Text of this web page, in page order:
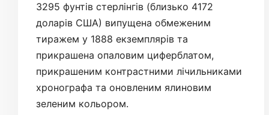
3295 фунтів стерлінгів (близько 4172
доларів США) випущена обмеженим
тиражем у 1888 екземплярів та
прикрашена опаловим циферблатом,
прикрашеним контрастними лічильниками
хронографа та оновленим ялиновим
зеленим кольором.